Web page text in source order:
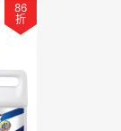
86
折